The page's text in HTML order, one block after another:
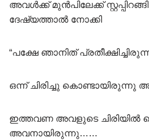
അവൾക്ക് മുൻപിലേക്ക്
ദേഷ്യത്താൽ നോക്കി
“പക്ഷേ ഞാനിത്
ഒന്ന് ചിരിച്ചു
ഇത്തവണ അവളുടെ ചിരിയിൽ
അവനായിരുന്നു……